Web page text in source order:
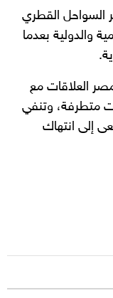
السواحل القطري
والدولية بعدما
العلاقات مع
جماعات متطرفة، وتنفي
إلى انتهاك